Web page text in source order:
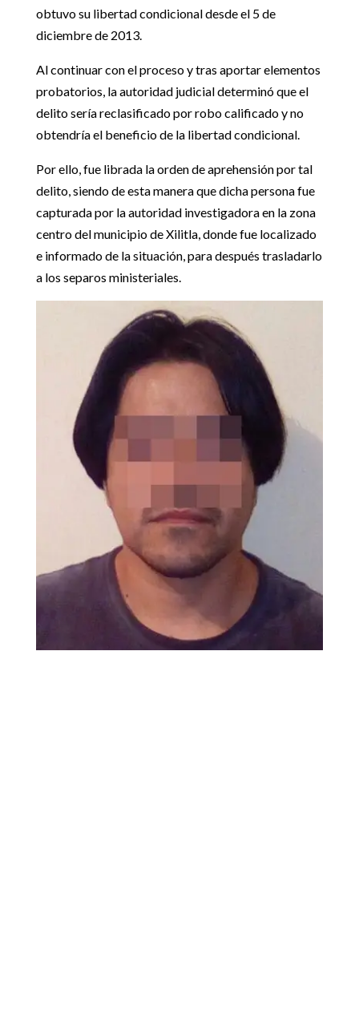
obtuvo su libertad condicional desde el 5 de
diciembre de 2013.
Al continuar con el proceso y tras aportar elementos
probatorios, la autoridad judicial determinó que el
delito sería reclasificado por robo calificado y no
obtendría el beneficio de la libertad condicional.
Por ello, fue librada la orden de aprehensión por tal
delito, siendo de esta manera que dicha persona fue
capturada por la autoridad investigadora en la zona
centro del municipio de Xilitla, donde fue localizado
e informado de la situación, para después trasladarlo
a los separos ministeriales.